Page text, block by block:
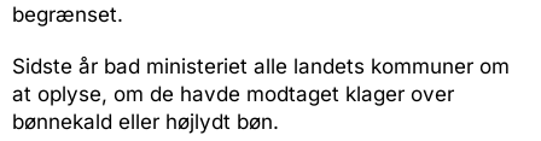
begrænset.
Sidste år bad ministeriet alle landets kommuner om
at oplyse, om de havde modtaget klager over
bønnekald eller højlydt bøn.